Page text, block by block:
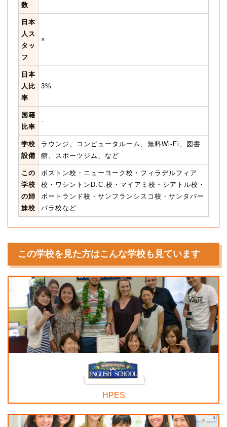
数
日本
人ス
タッ
フ
×
日本
人比
率
3%
国籍
比率
-
学校
設備
ラウンジ、コンピュータルーム、無料Wi-Fi、図書
館、スポーツジム、など
この
学校
の姉
妹校
ボストン校・ニューヨーク校・フィラデルフィア
校・ワシントンD.C.校・マイアミ校・シアトル校・
ポートランド校・サンフランシスコ校・サンタバー
バラ校など
この学校を見た方はこんな学校も見ています
HPES